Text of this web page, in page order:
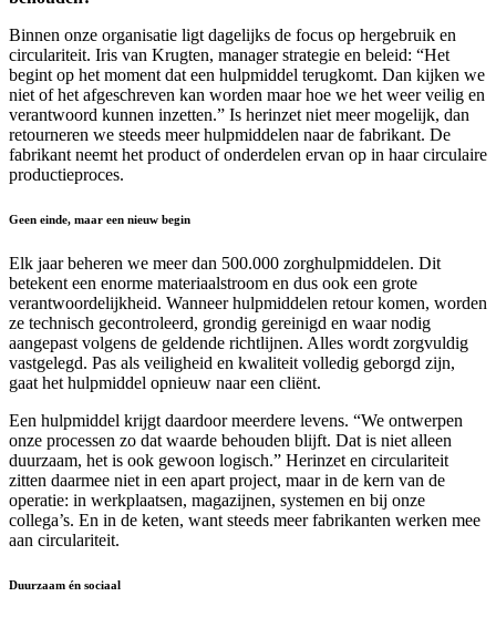
Binnen onze organisatie ligt dagelijks de focus op hergebruik en
circulariteit. Iris van Krugten, manager strategie en beleid: “Het
begint op het moment dat een hulpmiddel terugkomt. Dan kijken we
niet of het afgeschreven kan worden maar hoe we het weer veilig en
verantwoord kunnen inzetten.” Is herinzet niet meer mogelijk, dan
retourneren we steeds meer hulpmiddelen naar de fabrikant. De
fabrikant neemt het product of onderdelen ervan op in haar circulaire
productieproces.
Geen einde, maar een nieuw begin
Elk jaar beheren we meer dan 500.000 zorghulpmiddelen. Dit
betekent een enorme materiaalstroom en dus ook een grote
verantwoordelijkheid. Wanneer hulpmiddelen retour komen, worden
ze technisch gecontroleerd, grondig gereinigd en waar nodig
aangepast volgens de geldende richtlijnen. Alles wordt zorgvuldig
vastgelegd. Pas als veiligheid en kwaliteit volledig geborgd zijn,
gaat het hulpmiddel opnieuw naar een cliënt.
Een hulpmiddel krijgt daardoor meerdere levens. “We ontwerpen
onze processen zo dat waarde behouden blijft. Dat is niet alleen
duurzaam, het is ook gewoon logisch.” Herinzet en circulariteit
zitten daarmee niet in een apart project, maar in de kern van de
operatie: in werkplaatsen, magazijnen, systemen en bij onze
collega’s. En in de keten, want steeds meer fabrikanten werken mee
aan circulariteit.
Duurzaam én sociaal